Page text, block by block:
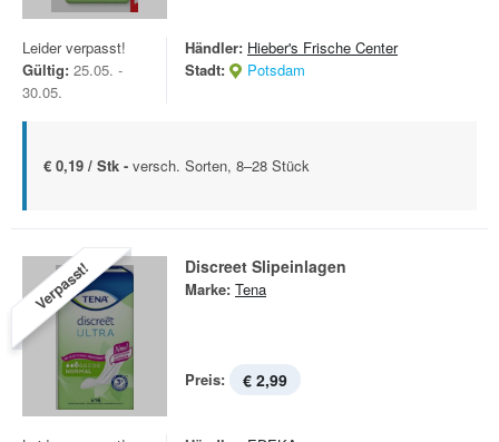
Leider verpasst!
Gültig: 25.05. -
30.05.
Händler: Hieber's Frische Center
Stadt:
Potsdam
€ 0,19 / Stk - versch. Sorten, 8–28 Stück
Verpasst! Discreet Slipeinlagen
Marke: Tena
Preis: € 2,99